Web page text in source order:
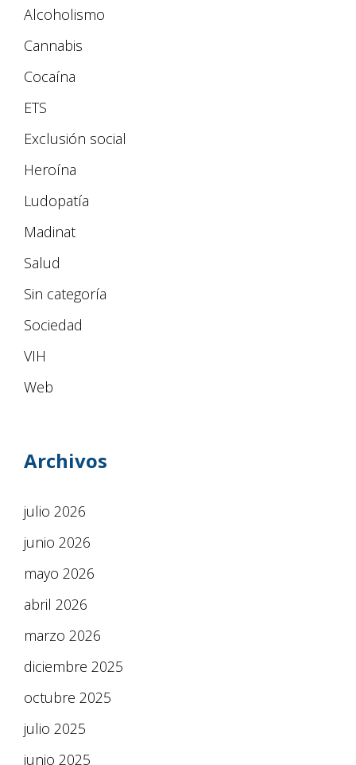
Alcoholismo
Cannabis
Cocaína
ETS
Exclusión social
Heroína
Ludopatía
Madinat
Salud
Sin categoría
Sociedad
VIH
Web
Archivos
julio 2026
junio 2026
mayo 2026
abril 2026
marzo 2026
diciembre 2025
octubre 2025
julio 2025
junio 2025